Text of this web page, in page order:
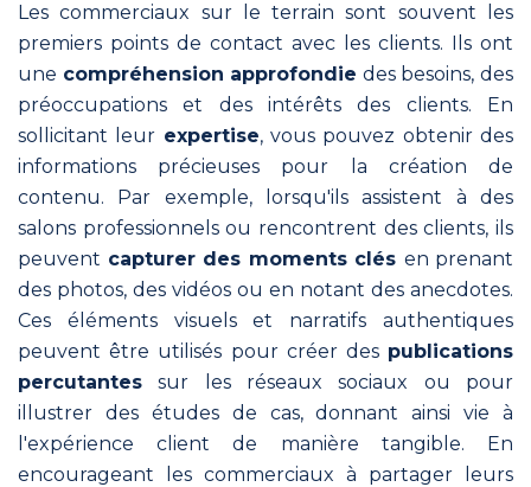
Franchise
Une
tête
de
réseau
harmonise
la
communication
ses
franchisés
sans sacrifier
leur
autonomie.
Freelance
en
Les commerciaux sur le terrain sont souvent les
premiers points de contact avec les clients. Ils ont
une compréhension approfondie des besoins, des
préoccupations et des intérêts des clients. En
sollicitant leur expertise, vous pouvez obtenir des
informations précieuses pour la création de
contenu. Par exemple, lorsqu'ils assistent à des
salons professionnels ou rencontrent des clients, ils
peuvent capturer des moments clés en prenant
des photos, des vidéos ou en notant des anecdotes.
Ces éléments visuels et narratifs authentiques
peuvent être utilisés pour créer des publications
percutantes sur les réseaux sociaux ou pour
illustrer des études de cas, donnant ainsi vie à
l'expérience client de manière tangible. En
encourageant les commerciaux à partager leurs